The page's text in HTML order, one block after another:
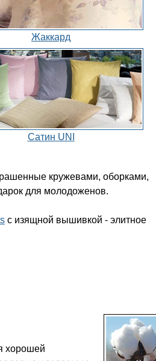
Жаккард
Сатин UNI
кружевами, оборками,
для молодоженов.
с изящной вышивкой - элитное
хорошей